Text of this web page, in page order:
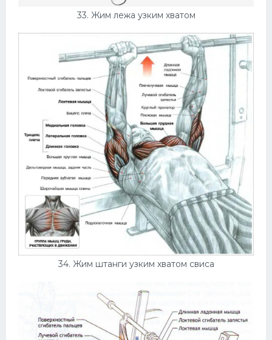
33. Жим лежа узким хватом
34. Жим штанги узким хватом свиса